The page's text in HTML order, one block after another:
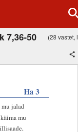
7,36-50 (28 vastet,
Ha 3
jalad
mu